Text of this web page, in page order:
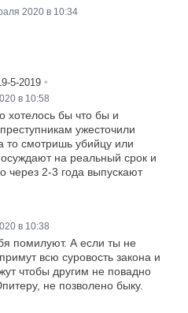
2020 в 10:34
5-2019 •
в 10:58
хотелось бы что бы и
ужесточили
то смотришь убийцу или
на реальный срок и
через 2-3 года выпускают
в 10:38
помилуют. А если ты не
всю суровость закона и
чтобы другим не повадно
не позволено быку.